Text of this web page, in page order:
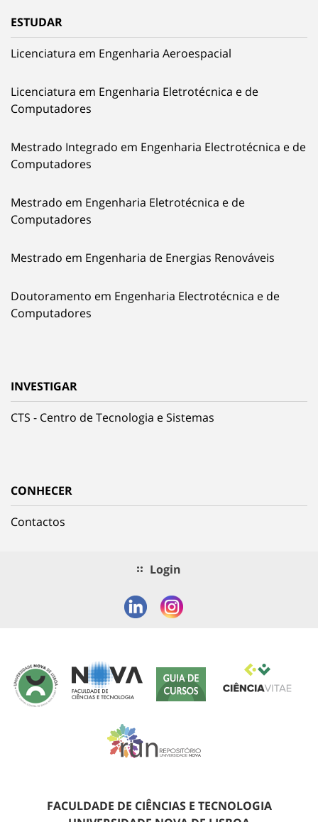
ESTUDAR
Licenciatura em Engenharia Aeroespacial
Licenciatura em Engenharia Eletrotécnica e de
Computadores
Mestrado Integrado em Engenharia Electrotécnica e de
Computadores
Mestrado em Engenharia Eletrotécnica e de
Computadores
Mestrado em Engenharia de Energias Renováveis
Doutoramento em Engenharia Electrotécnica e de
Computadores
INVESTIGAR
CTS - Centro de Tecnologia e Sistemas
CONHECER
Contactos
Login
FACULDADE DE CIÊNCIAS E TECNOLOGIA